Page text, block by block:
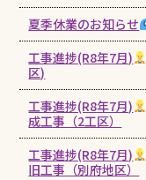
夏季休業のお知らせ
工事進捗(R8年7月)
区)
工事進捗(R8年7月)
成工事（2工区）
工事進捗(R8年7月)
旧工事（別府地区）